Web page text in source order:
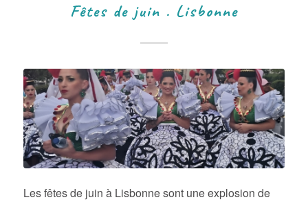
Fêtes de juin . Lisbonne
Les fêtes de juin à Lisbonne sont une explosion de